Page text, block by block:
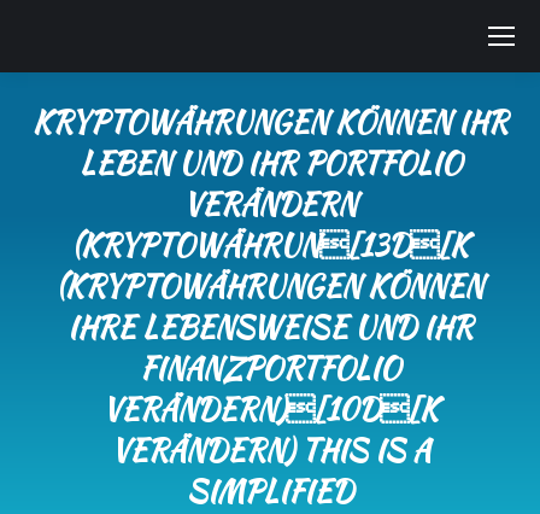
KRYPTOWÄHRUNGEN KÖNNEN IHR
LEBEN UND IHR PORTFOLIO
VERÄNDERN
(KRYPTOWÄHRUN[13D[K
(KRYPTOWÄHRUNGEN KÖNNEN
IHRE LEBENSWEISE UND IHR
FINANZPORTFOLIO
VERÄNDERN)[10D[K
VERÄNDERN) THIS IS A
SIMPLIFIED